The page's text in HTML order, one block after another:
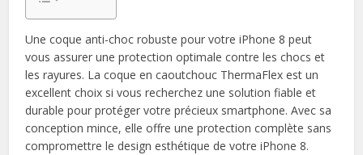
Une coque anti-choc robuste pour votre iPhone 8 peut
vous assurer une protection optimale contre les chocs et
les rayures. La coque en caoutchouc ThermaFlex est un
excellent choix si vous recherchez une solution fiable et
durable pour protéger votre précieux smartphone. Avec sa
conception mince, elle offre une protection complète sans
compromettre le design esthétique de votre iPhone 8.